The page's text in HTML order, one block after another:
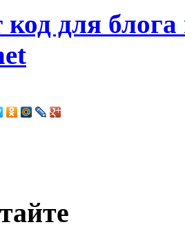
код для